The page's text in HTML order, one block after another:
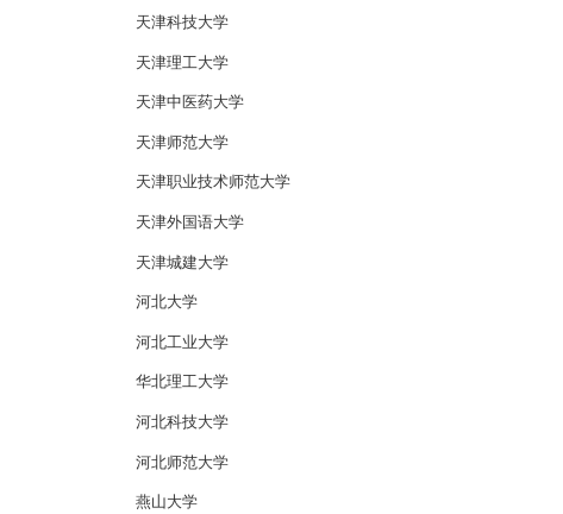
天津科技大学
天津理工大学
天津中医药大学
天津师范大学
天津职业技术师范大学
天津外国语大学
天津城建大学
河北大学
河北工业大学
华北理工大学
河北科技大学
河北师范大学
燕山大学